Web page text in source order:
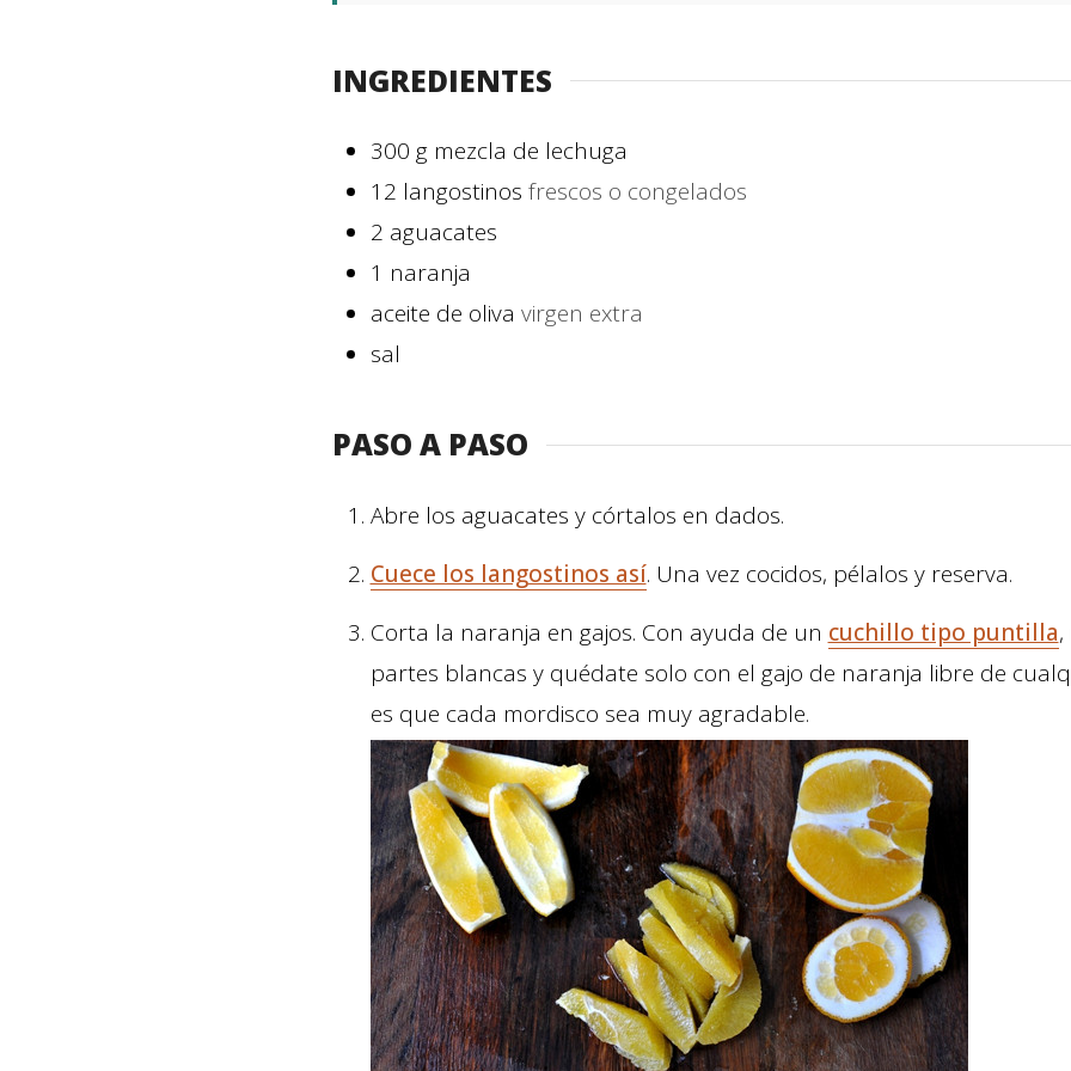
INGREDIENTES
300 g mezcla de lechuga
12 langostinos frescos o congelados
2 aguacates
1 naranja
aceite de oliva virgen extra
sal
PASO A PASO
Abre los aguacates y córtalos en dados.
Cuece los langostinos así. Una vez cocidos, pélalos y reserva.
Corta la naranja en gajos. Con ayuda de un cuchillo tipo puntilla
partes blancas y quédate solo con el gajo de naranja libre de
es que cada mordisco sea muy agradable.